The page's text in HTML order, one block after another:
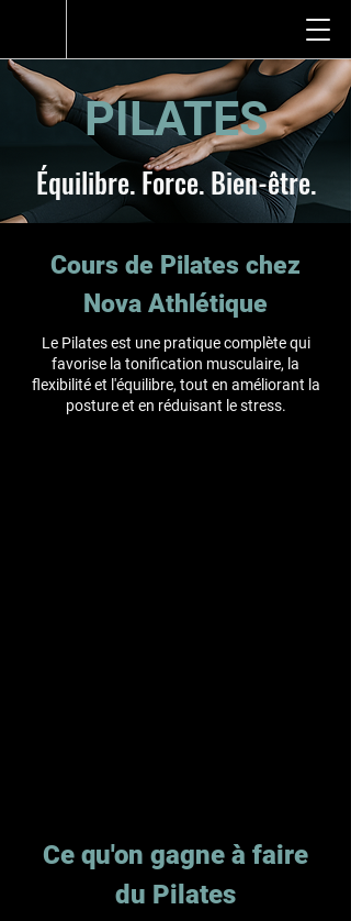
PILATES
Équilibre. Force. Bien-être.
Cours de Pilates chez
Nova Athlétique
Le Pilates est une pratique complète qui
favorise la tonification musculaire, la
flexibilité et l'équilibre, tout en améliorant la
posture et en réduisant le stress.
Ce qu'on gagne à faire
du Pilates